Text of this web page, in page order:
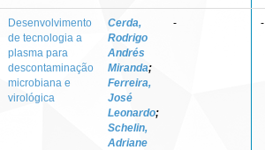
Desenvolvimento
de tecnologia a
plasma para
descontaminação
microbiana e
virológica
Cerda,
Rodrigo
Andrés
Miranda;
Ferreira,
José
Leonardo;
Schelin,
Adriane
- -